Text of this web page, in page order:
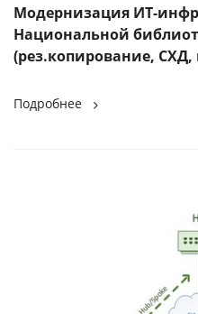
Модернизация ИТ-
Национальной
(рез.копирование,
Подробнее